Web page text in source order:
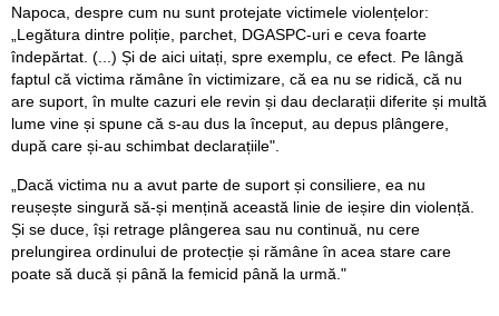
Napoca, despre cum nu sunt protejate victimele violențelor:
„Legătura dintre poliție, parchet, DGASPC-uri e ceva foarte
îndepărtat. (...) Și de aici uitați, spre exemplu, ce efect. Pe lângă
faptul că victima rămâne în victimizare, că ea nu se ridică, că nu
are suport, în multe cazuri ele revin și dau declarații diferite și multă
lume vine și spune că s-au dus la început, au depus plângere,
după care și-au schimbat declarațiile".
„Dacă victima nu a avut parte de suport și consiliere, ea nu
reușește singură să-și mențină această linie de ieșire din violență.
Și se duce, își retrage plângerea sau nu continuă, nu cere
prelungirea ordinului de protecție și rămâne în acea stare care
poate să ducă și până la femicid până la urmă."